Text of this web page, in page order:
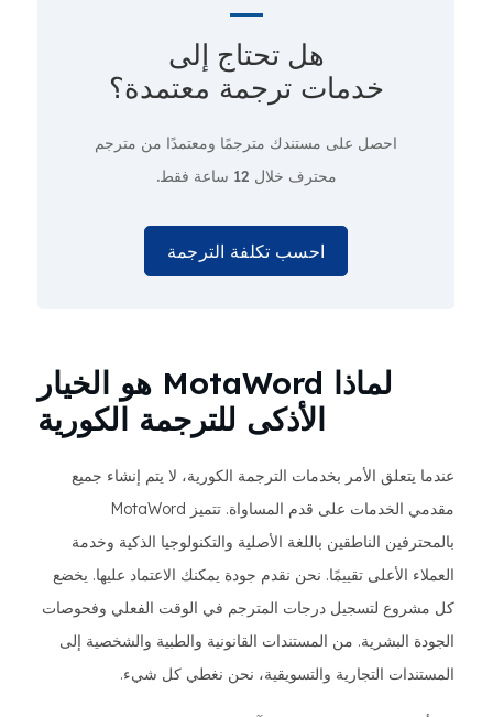
هل تحتاج إلى
خدمات ترجمة معتمدة؟
احصل على مستندك مترجمًا ومعتمدًا من مترجم
محترف خلال 12 ساعة فقط.
احسب تكلفة الترجمة
لماذا MotaWord هو الخيار
الأذكى للترجمة الكورية
عندما يتعلق الأمر بخدمات الترجمة الكورية، لا يتم إنشاء جميع
مقدمي الخدمات على قدم المساواة. تتميز MotaWord
بالمحترفين الناطقين باللغة الأصلية والتكنولوجيا الذكية وخدمة
العملاء الأعلى تقييمًا. نحن نقدم جودة يمكنك الاعتماد عليها. يخضع
كل مشروع لتسجيل درجات المترجم في الوقت الفعلي وفحوصات
الجودة البشرية. من المستندات القانونية والطبية والشخصية إلى
المستندات التجارية والتسويقية، نحن نغطي كل شيء.